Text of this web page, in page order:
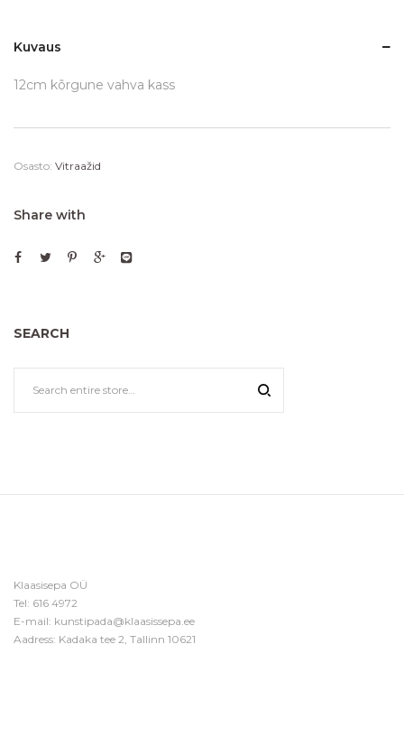
Kuvaus
12cm kõrgune vahva kass
Osasto: Vitraažid
Share with
SEARCH
Klaasisepa OÜ
Tel: 616 4972
E-mail: kunstipada@klaasissepa.ee
Aadress: Kadaka tee 2, Tallinn 10621